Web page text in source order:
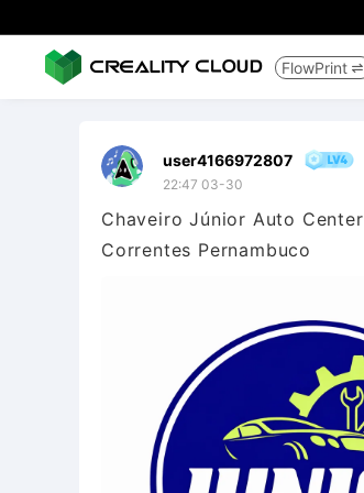
FlowPrint 
user4166972807
22:47 03-30
Chaveiro Júnior Auto Center
Correntes Pernambuco